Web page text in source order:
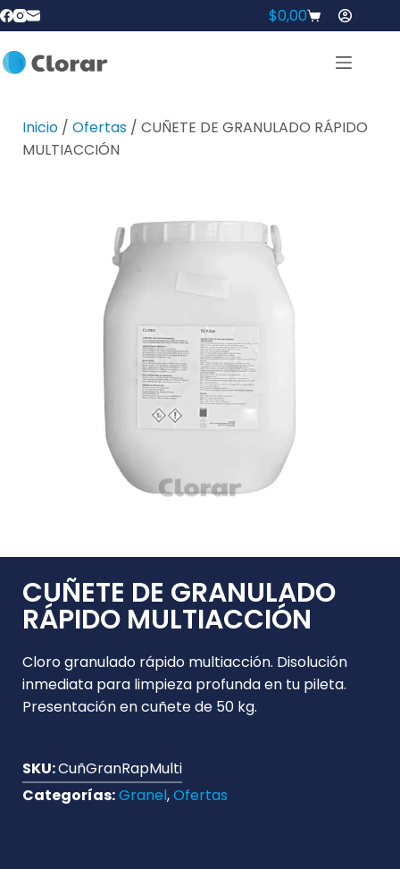
$0,00
Inicio / Ofertas / CUÑETE DE GRANULADO RÁPIDO
MULTIACCIÓN
CUÑETE DE GRANULADO
RÁPIDO MULTIACCIÓN
Cloro granulado rápido multiacción. Disolución
inmediata para limpieza profunda en tu pileta.
Presentación en cuñete de 50 kg.
SKU:CuñGranRapMulti
Categorías:Granel,Ofertas